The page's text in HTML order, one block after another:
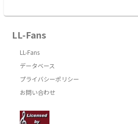
LL-Fans
LL-Fans
データベース
プライバシーポリシー
お問い合わせ